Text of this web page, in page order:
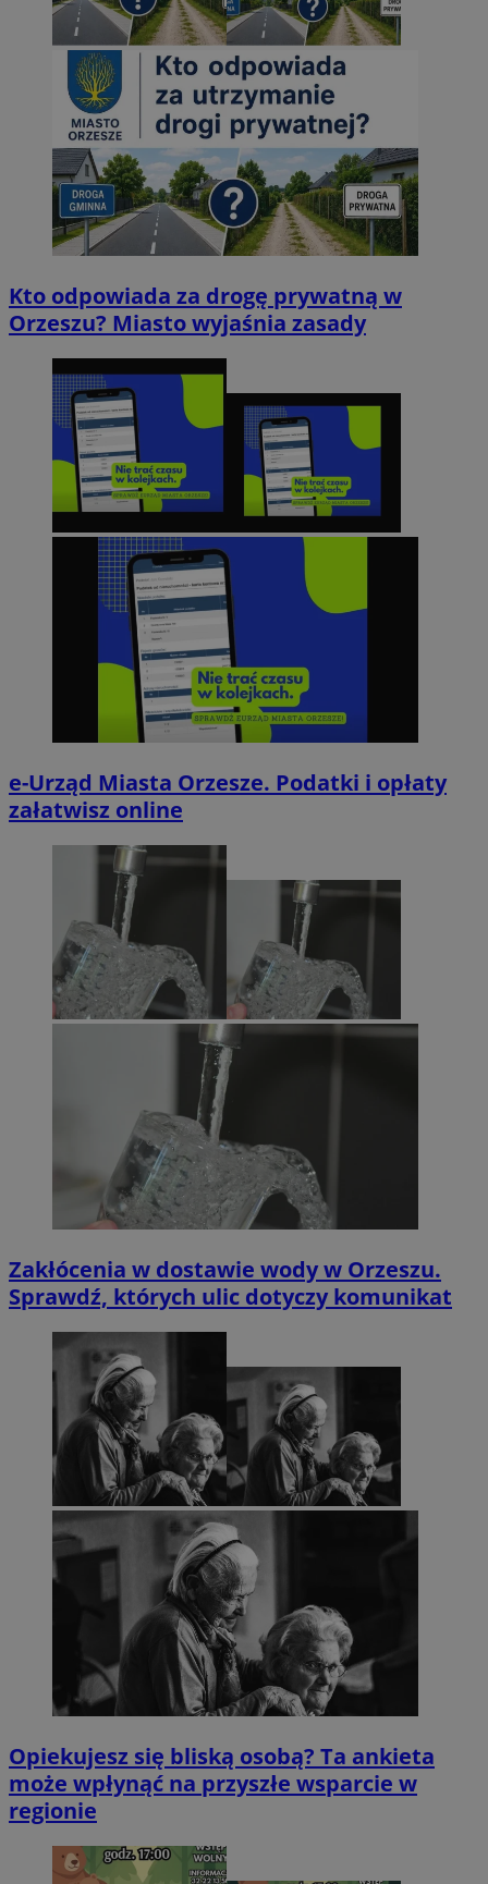
Kto odpowiada za drogę prywatną w
Orzeszu? Miasto wyjaśnia zasady
e-Urząd Miasta Orzesze. Podatki i opłaty
załatwisz online
Zakłócenia w dostawie wody w Orzeszu.
Sprawdź, których ulic dotyczy komunikat
Opiekujesz się bliską osobą? Ta ankieta
może wpłynąć na przyszłe wsparcie w
regionie